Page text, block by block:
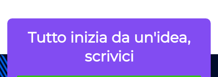
Tutto inizia da un'idea,
scrivici